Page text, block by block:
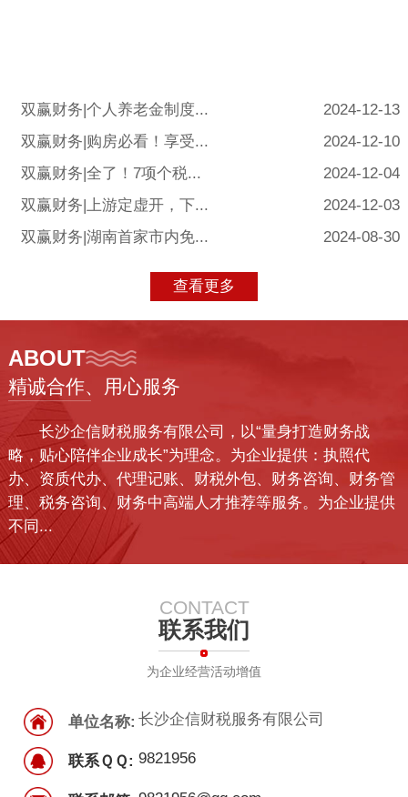
2024-12-13
双赢财务|个人养老金制度...
2024-12-10
双赢财务|购房必看！享受...
2024-12-04
双赢财务|全了！7项个税...
2024-12-03
双赢财务|上游定虚开，下...
2024-08-30
双赢财务|湖南首家市内免...
查看更多
ABOUT
精诚合作、用心服务
长沙企信财税服务有限公司，以“量身打造财务战
略，贴心陪伴企业成长”为理念。为企业提供：执照代
办、资质代办、代理记账、财税外包、财务咨询、财务管
理、税务咨询、财务中高端人才推荐等服务。为企业提供
不同...
CONTACT
联系我们
为企业经营活动增值
单位名称: 长沙企信财税服务有限公司
联系ＱＱ: 9821956